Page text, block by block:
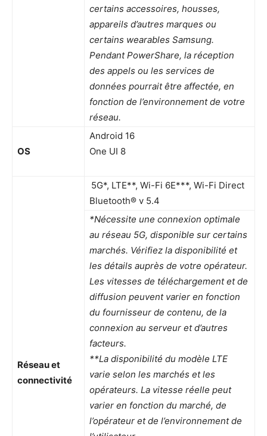
certains accessoires, housses,
appareils d’autres marques ou
certains wearables Samsung.
Pendant PowerShare, la réception
des appels ou les services de
données pourrait être affectée, en
fonction de l’environnement de votre
réseau.
OS
Android 16
One UI 8
Réseau et
connectivité
5G*, LTE**, Wi-Fi 6E***, Wi-Fi Direct
Bluetooth® v 5.4
*Nécessite une connexion optimale
au réseau 5G, disponible sur certains
marchés. Vérifiez la disponibilité et
les détails auprès de votre opérateur.
Les vitesses de téléchargement et de
diffusion peuvent varier en fonction
du fournisseur de contenu, de la
connexion au serveur et d’autres
facteurs.
**La disponibilité du modèle LTE
varie selon les marchés et les
opérateurs. La vitesse réelle peut
varier en fonction du marché, de
l’opérateur et de l’environnement de